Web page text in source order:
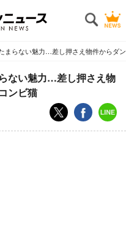
たまらない魅力…差し押さえ物件からダ
ない魅力…差し押さえ物
ンビ猫